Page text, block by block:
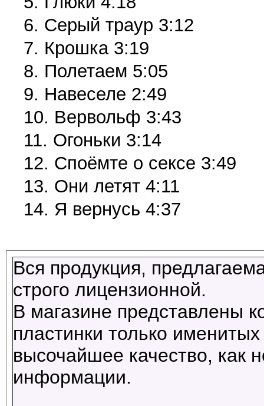
6. Серый траур 3:12
7. Крошка 3:19
8. Полетаем 5:05
9. Навеселе 2:49
10. Вервольф 3:43
11. Огоньки 3:14
12. Споёмте о сексе 3:49
13. Они летят 4:11
14. Я вернусь 4:37
Вся продукция,
строго лицензионной.
В магазине представлены
пластинки только
высочайшее качество, как
информации.